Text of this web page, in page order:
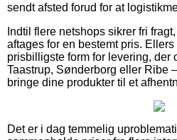
sendt afsted forud for at
Indtil flere netshops sikrer fri
aftages for en bestemt pris.
prisbilligste form for levering, der
Taastrup, Sønderborg eller Ribe
bringe dine produkter til et
Det er i dag temmelig